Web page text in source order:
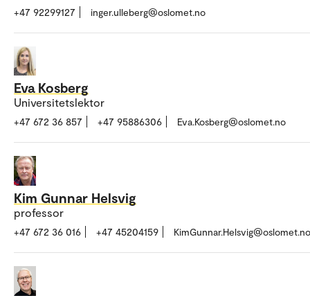
+47 92299127 inger.ulleberg@oslomet.no
Eva Kosberg
Universitetslektor
+47 672 36 857 +47 95886306 Eva.Kosberg@oslomet.no
Kim Gunnar Helsvig
professor
+47 672 36 016 +47 45204159 KimGunnar.Helsvig@oslomet.no